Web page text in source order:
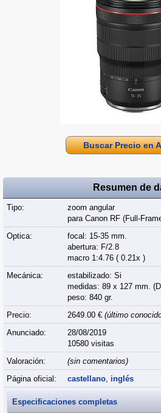
Buscar Precio en
Resumen de
Tipo:
zoom angular
para Canon RF
Optica:
focal: 15-35 mm.
abertura: F/2.8
macro 1:4.76 ( 0.21x )
Mecánica:
estabilizado: Si
medidas: 89 x 127 mm.
peso: 840 gr.
Precio:
2649.00 € (último
Anunciado:
28/08/2019
10580 visitas
Valoración:
(sin comentarios)
Página oficial:
castellano, inglés
Especificaciones completas